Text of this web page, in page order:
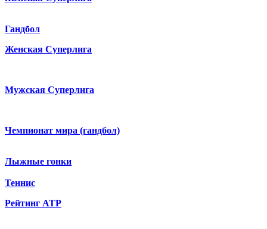
Гандбол
Женская Суперлига
Мужская Суперлига
Чемпионат мира (гандбол)
Лыжные гонки
Теннис
Рейтинг ATP